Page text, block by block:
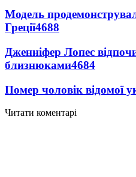
Модель
Греції4688
Дженніфер Лопес
близнюками4684
Помер чоловік відомої
Читати коментарі